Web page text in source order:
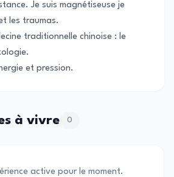
Je suis magnétiseuse je
les traumas.
traditionnelle chinoise : le
et pression.
à vivre 0
active pour le moment.